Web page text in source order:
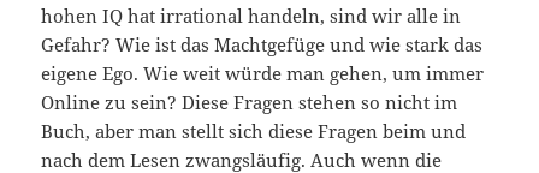
hohen IQ hat irrational handeln, sind wir alle in
Gefahr? Wie ist das Machtgefüge und wie stark das
eigene Ego. Wie weit würde man gehen, um immer
Online zu sein? Diese Fragen stehen so nicht im
Buch, aber man stellt sich diese Fragen beim und
nach dem Lesen zwangsläufig. Auch wenn die